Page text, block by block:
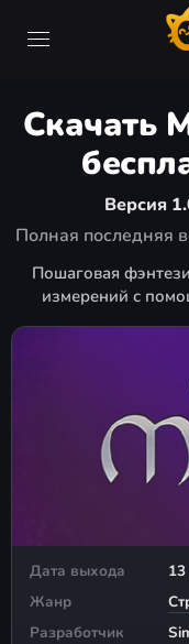
Скачать
Версия
Полная последняя
Пошаговая
измерений с
Дата выхода
Жанр
Разработчик